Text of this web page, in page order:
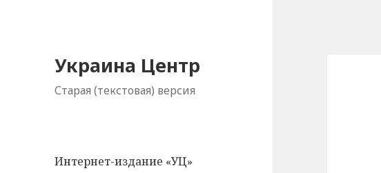
Украина Центр
Старая (текстовая) версия
Интернет-издание «УЦ»